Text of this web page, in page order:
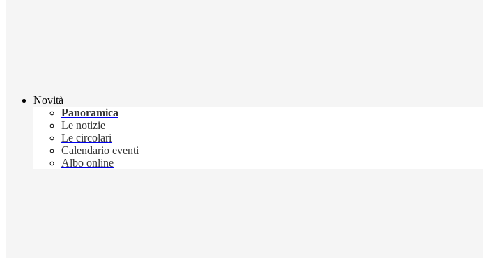
Novità
Panoramica
Le notizie
Le circolari
Calendario eventi
Albo online